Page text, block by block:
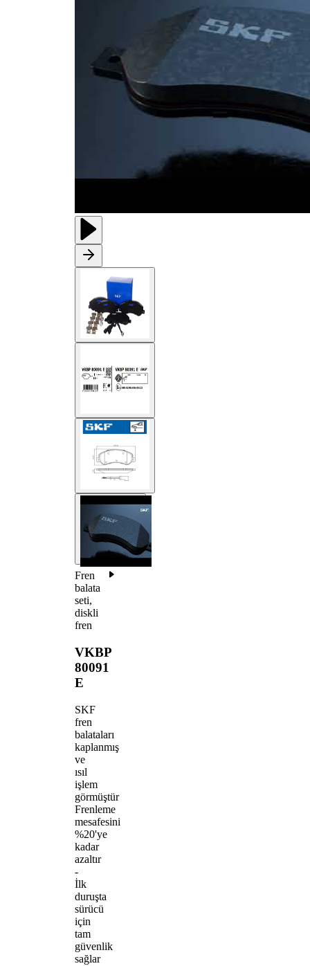
Fren
balata
seti,
diskli
fren
VKBP
80091
E
SKF
fren
balataları
kaplanmış
ve
ısıl
işlem
görmüştür
Frenleme
mesafesini
%20'ye
kadar
azaltır
-
İlk
duruşta
sürücü
için
tam
güvenlik
sağlar